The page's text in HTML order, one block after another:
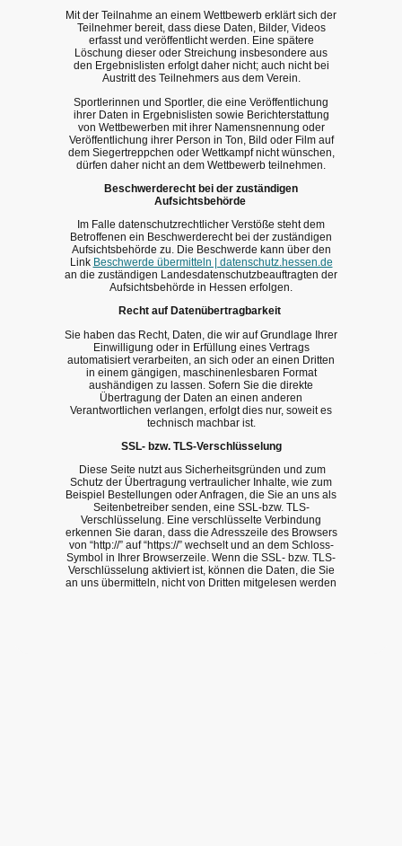
Mit der Teilnahme an einem Wettbewerb erklärt sich der
Teilnehmer bereit, dass diese Daten, Bilder, Videos
erfasst und veröffentlicht werden. Eine spätere
Löschung dieser oder Streichung insbesondere aus
den Ergebnislisten erfolgt daher nicht; auch nicht bei
Austritt des Teilnehmers aus dem Verein.
Sportlerinnen und Sportler, die eine Veröffentlichung
ihrer Daten in Ergebnislisten sowie Berichterstattung
von Wettbewerben mit ihrer Namensnennung oder
Veröffentlichung ihrer Person in Ton, Bild oder Film auf
dem Siegertreppchen oder Wettkampf nicht wünschen,
dürfen daher nicht an dem Wettbewerb teilnehmen.
Beschwerderecht bei der zuständigen
Aufsichtsbehörde
Im Falle datenschutzrechtlicher Verstöße steht dem
Betroffenen ein Beschwerderecht bei der zuständigen
Aufsichtsbehörde zu. Die Beschwerde kann über den
Link Beschwerde übermitteln | datenschutz.hessen.de
an die zuständigen Landesdatenschutzbeauftragten der
Aufsichtsbehörde in Hessen erfolgen.
Recht auf Datenübertragbarkeit
Sie haben das Recht, Daten, die wir auf Grundlage Ihrer
Einwilligung oder in Erfüllung eines Vertrags
automatisiert verarbeiten, an sich oder an einen Dritten
in einem gängigen, maschinenlesbaren Format
aushändigen zu lassen. Sofern Sie die direkte
Übertragung der Daten an einen anderen
Verantwortlichen verlangen, erfolgt dies nur, soweit es
technisch machbar ist.
SSL- bzw. TLS-Verschlüsselung
Diese Seite nutzt aus Sicherheitsgründen und zum
Schutz der Übertragung vertraulicher Inhalte, wie zum
Beispiel Bestellungen oder Anfragen, die Sie an uns als
Seitenbetreiber senden, eine SSL-bzw. TLS-
Verschlüsselung. Eine verschlüsselte Verbindung
erkennen Sie daran, dass die Adresszeile des Browsers
von “http://” auf “https://” wechselt und an dem Schloss-
Symbol in Ihrer Browserzeile. Wenn die SSL- bzw. TLS-
Verschlüsselung aktiviert ist, können die Daten, die Sie
an uns übermitteln, nicht von Dritten mitgelesen werden